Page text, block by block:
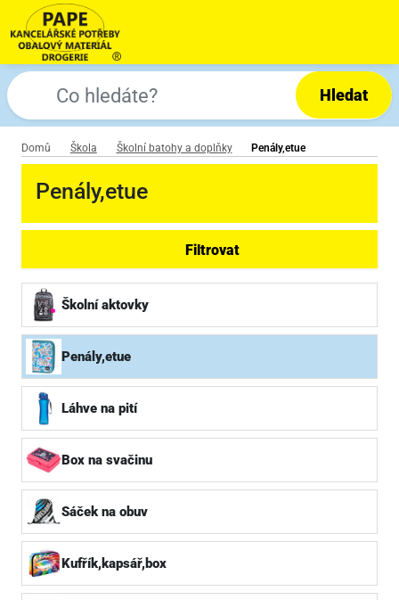
Hledat
Domů Škola Školní batohy a doplňky Penály,etue
Penály,etue
Filtrovat
Školní aktovky
Penály,etue
Láhve na pití
Box na svačinu
Sáček na obuv
Kufřík,kapsář,box